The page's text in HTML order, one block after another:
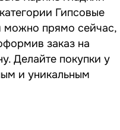
Гипсовые
можно прямо сейчас,
заказ на
Делайте покупки у
и уникальным